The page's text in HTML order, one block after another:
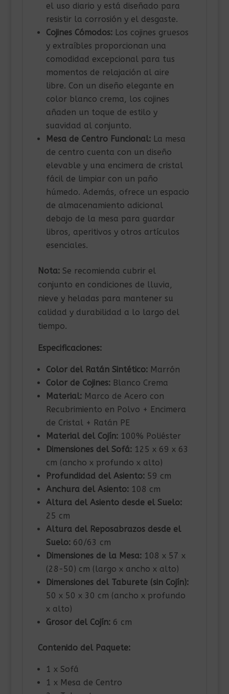
el uso diario y está diseñado para
resistir la corrosión y el desgaste.
Cojines Cómodos:Los cojines gruesos
y extraíbles proporcionan una
comodidad excepcional para tus
momentos de relajación al aire
libre. Con un diseño elegante en
color blanco crema, los cojines
añaden un toque de estilo y
suavidad al conjunto.
Mesa de Centro Funcional:La mesa
de centro cuenta con un diseño
elevable y una encimera de cristal
fácil de limpiar con un paño
húmedo. Además, ofrece un espacio
de almacenamiento adicional
debajo de la mesa para guardar
libros, aperitivos y otros artículos
esenciales.
Nota:Se recomienda cubrir el
conjunto en condiciones de lluvia,
nieve y heladas para mantener su
calidad y durabilidad a lo largo del
tiempo.
Especificaciones:
Color del Ratán Sintético:Marrón
Color de Cojines:Blanco Crema
Material:Marco de Acero con
Recubrimiento en Polvo + Encimera
de Cristal + Ratán PE
Material del Cojín:100% Poliéster
Dimensiones del Sofá:125 x 69 x 63
cm (ancho x profundo x alto)
Profundidad del Asiento:59 cm
Anchura del Asiento:108 cm
Altura del Asiento desde el Suelo:
25 cm
Altura del Reposabrazos desde el
Suelo:60/63 cm
Dimensiones de la Mesa:108 x 57 x
(28-50) cm (largo x ancho x alto)
Dimensiones del Taburete (sin Cojín):
50 x 50 x 30 cm (ancho x profundo
x alto)
Grosor del Cojín:6 cm
Contenido del Paquete:
1 x Sofá
1 x Mesa de Centro